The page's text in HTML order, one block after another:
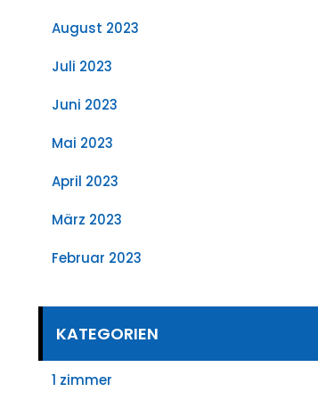
August 2023
Juli 2023
Juni 2023
Mai 2023
April 2023
März 2023
Februar 2023
KATEGORIEN
1 zimmer